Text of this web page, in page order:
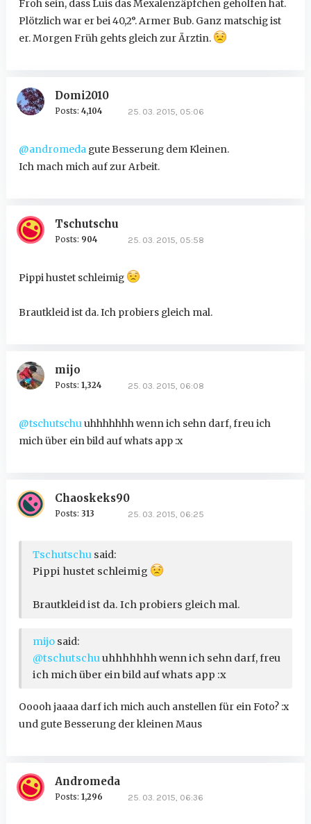
Froh sein, dass Luis das Mexalenzäpfchen geholfen hat.
Plötzlich war er bei 40,2°. Armer Bub. Ganz matschig ist
er. Morgen Früh gehts gleich zur Ärztin.
Domi2010
Posts: 4,104 25. 03. 2015, 05:06
@andromeda gute Besserung dem Kleinen.
Ich mach mich auf zur Arbeit.
Tschutschu
Posts: 904 25. 03. 2015, 05:58
Pippi hustet schleimig
Brautkleid ist da. Ich probiers gleich mal.
mijo
Posts: 1,324 25. 03. 2015, 06:08
@tschutschu uhhhhhhh wenn ich sehn darf, freu ich
mich über ein bild auf whats app :x
Chaoskeks90
Posts: 313 25. 03. 2015, 06:25
Tschutschusaid:
Pippi hustet schleimig
Brautkleid ist da. Ich probiers gleich mal.
mijosaid:
@tschutschuuhhhhhhh wenn ich sehn darf, freu
ich mich über ein bild auf whats app :x
Ooooh jaaaa darf ich mich auch anstellen für ein Foto? :x
und gute Besserung der kleinen Maus
Andromeda
Posts: 1,296 25. 03. 2015, 06:36